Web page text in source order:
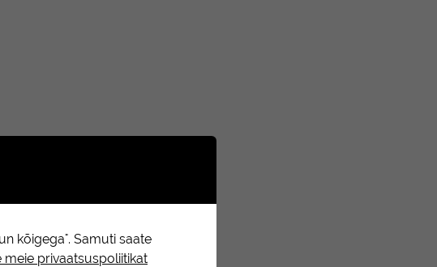
kõigega". Samuti saate
meie privaatsuspoliitikat